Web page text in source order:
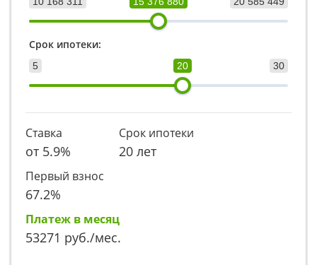
Срок ипотеки:
5 30
20
Ставка
от 5.9%
Срок ипотеки
20 лет
Первый взнос
67.2%
Платеж в месяц
53271 руб./мес.